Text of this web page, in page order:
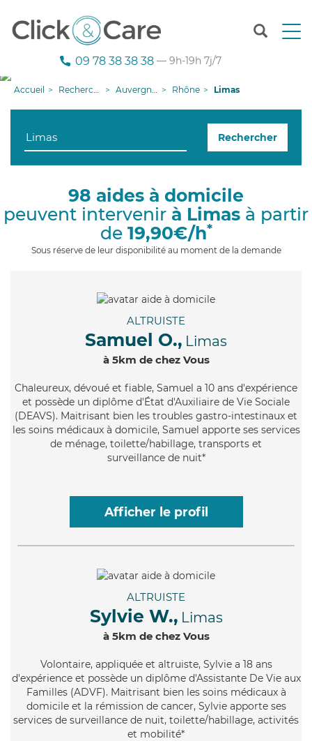
T
n
g
i
09 78 38 38 38 — 9h-19h 7j/7
Accueil Recherche aide à domicile Auvergne-Rhône-Alpes Rhône Limas
Rechercher
98 aides à domicile
peuvent intervenir à Limas à partir
de 19,90€/h*
Sous réserve de leur disponibilité au moment de la demande
ALTRUISTE
Samuel O., Limas
à 5km de chez Vous
Chaleureux, dévoué et fiable, Samuel a 10 ans d'expérience
et possède un diplôme d'État d'Auxiliaire de Vie Sociale
(DEAVS). Maitrisant bien les troubles gastro-intestinaux et
les soins médicaux à domicile, Samuel apporte ses services
de ménage, toilette/habillage, transports et
surveillance de nuit*
Afficher le profil
ALTRUISTE
Sylvie W., Limas
à 5km de chez Vous
Volontaire, appliquée et altruiste, Sylvie a 18 ans
d'expérience et possède un diplôme d'Assistante De Vie aux
Familles (ADVF). Maitrisant bien les soins médicaux à
domicile et la rémission de cancer, Sylvie apporte ses
services de surveillance de nuit, toilette/habillage, activités
et mobilité*